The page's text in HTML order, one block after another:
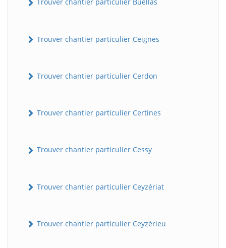
Trouver chantier particulier Ceignes
Trouver chantier particulier Cerdon
Trouver chantier particulier Certines
Trouver chantier particulier Cessy
Trouver chantier particulier Ceyzériat
Trouver chantier particulier Ceyzérieu